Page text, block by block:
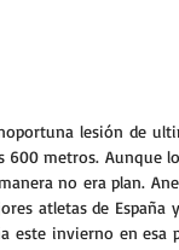
lesión de
600 metros. Aunque
no era plan.
atletas de España
este invierno en esa